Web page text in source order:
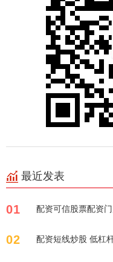
最近发表
01 配资可信股票配资
02 配资短线炒股 低杠